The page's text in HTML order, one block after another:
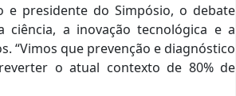
e presidente do Simpósio, o debate
a inovação tecnológica e a
“Vimos que prevenção e diagnóstico
o atual contexto de 80% de